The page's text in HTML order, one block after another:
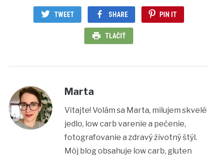
TWEET SHARE PIN IT
TLAČIŤ
Marta
Vitajte! Volám sa Marta, milujem skvelé
jedlo, low carb varenie a pečenie,
fotografovanie a zdravý životný štýl.
Môj blog obsahuje low carb, gluten